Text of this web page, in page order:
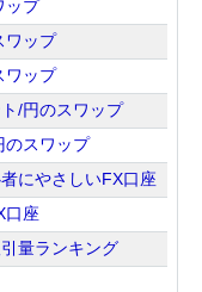
ップ
ワップ
ワップ
/円のスワップ
のスワップ
にやさしいFX口座
口座
量ランキング